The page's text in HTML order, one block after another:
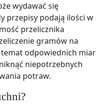
wydawać się
przepisy podają ilości w
przelicznika
gramów na
temat odpowiednich miar
niepotrzebnych
potraw.